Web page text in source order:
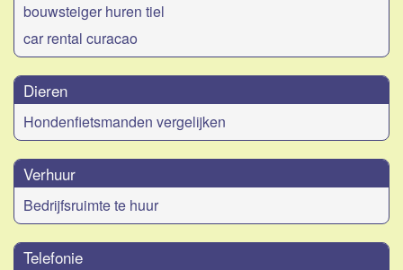
bouwsteiger huren tiel
car rental curacao
Dieren
Hondenfietsmanden vergelijken
Verhuur
Bedrijfsruimte te huur
Telefonie